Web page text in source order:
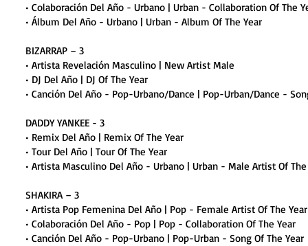
• Colaboración Del Año - Urbano | Urban - Collaboration Of The
• Álbum Del Año - Urbano | Urban - Album Of The Year
BIZARRAP – 3
• Artista Revelación Masculino | New Artist Male
• DJ Del Año | DJ Of The Year
• Canción Del Año - Pop-Urbano/Dance | Pop-Urban/Dance -
DADDY YANKEE - 3
• Remix Del Año | Remix Of The Year
• Tour Del Año | Tour Of The Year
• Artista Masculino Del Año - Urbano | Urban - Male Artist Of The
SHAKIRA – 3
• Artista Pop Femenina Del Año | Pop - Female Artist Of The Year
• Colaboración Del Año - Pop | Pop - Collaboration Of The Year
• Canción Del Año - Pop-Urbano | Pop-Urban - Song Of The Year